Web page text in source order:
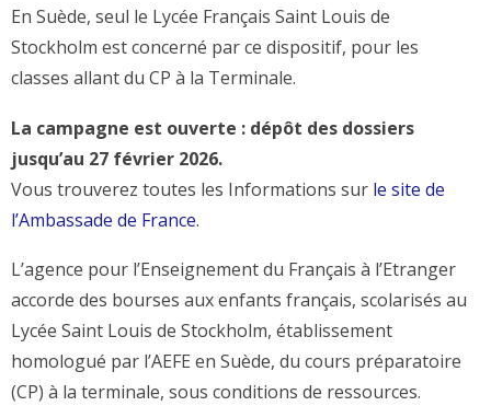
En Suède, seul le Lycée Français Saint Louis de
Stockholm est concerné par ce dispositif, pour les
classes allant du CP à la Terminale.
La campagne est ouverte : dépôt des dossiers
jusqu’au 27 février 2026.
Vous trouverez toutes les Informations sur le site de
l’Ambassade de France.
L’agence pour l’Enseignement du Français à l’Etranger
accorde des bourses aux enfants français, scolarisés au
Lycée Saint Louis de Stockholm, établissement
homologué par l’AEFE en Suède, du cours préparatoire
(CP) à la terminale, sous conditions de ressources.